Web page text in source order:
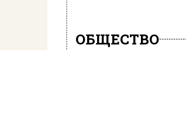
ОБЩЕСТВО